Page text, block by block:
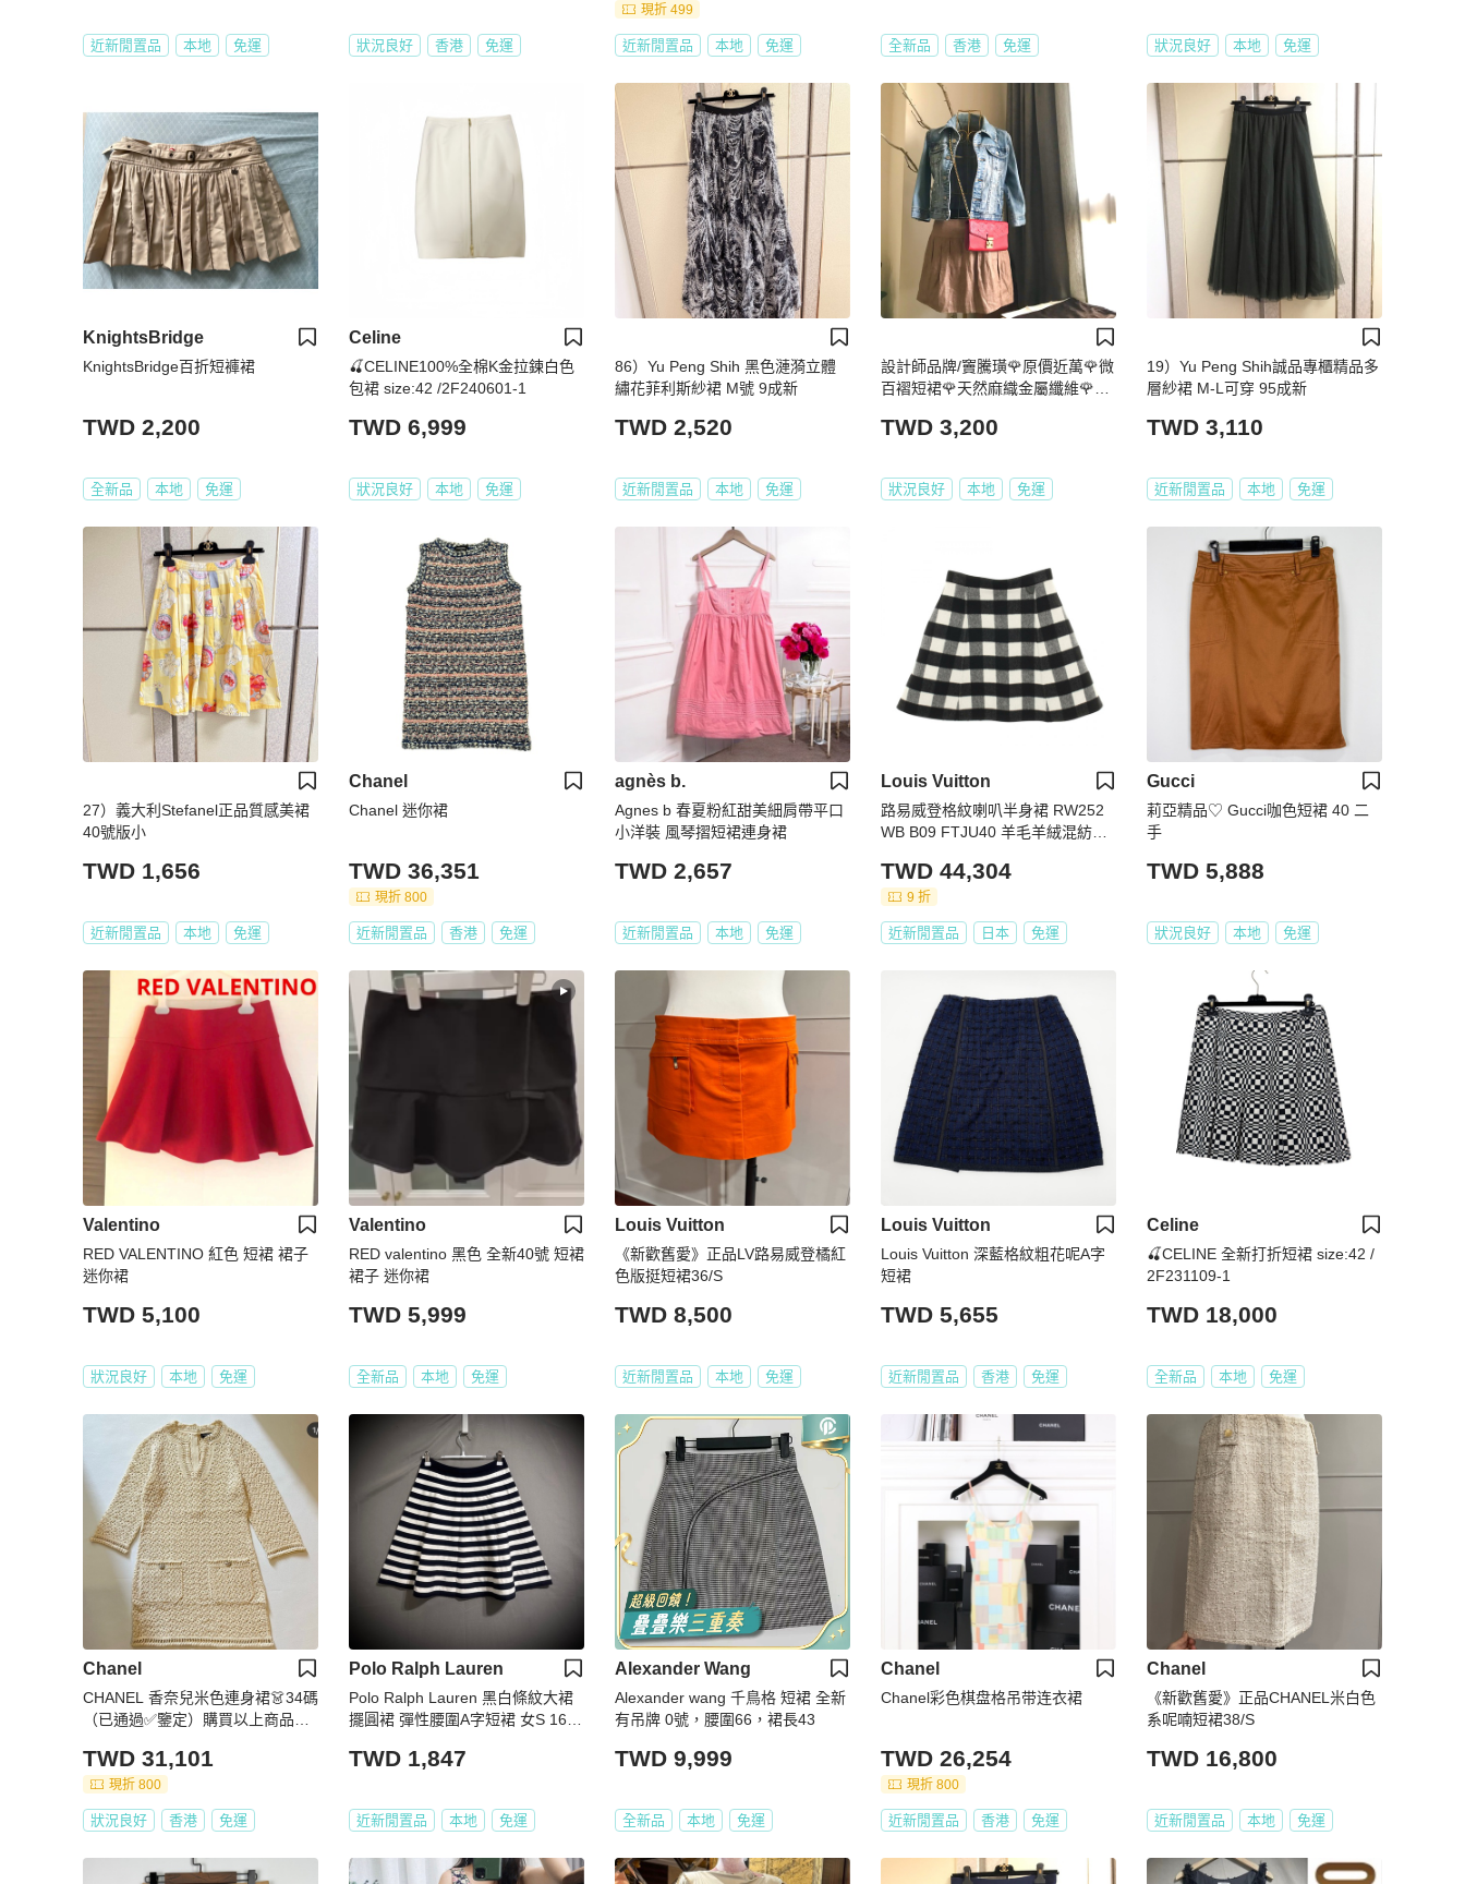
近新閒置品 本地 免運 狀況良好 香港 免運
現折 499
近新閒置品 本地 免運 全新品 香港 免運 狀況良好 本地 免運
KnightsBridge
KnightsBridge百折短褲裙
TWD 2,200
全新品 本地 免運
Celine
🍒CELINE100%全棉K金拉鍊白色
包裙 size:42 /2F240601-1
TWD 6,999
狀況良好 本地 免運
86）Yu Peng Shih 黑色漣漪立體
繡花菲利斯紗裙 M號 9成新
TWD 2,520
近新閒置品 本地 免運
設計師品牌/竇騰璜🌹原價近萬🌹微
百褶短裙🌹天然麻織金屬纖維🌹版
TWD 3,200
狀況良好 本地 免運
19）Yu Peng Shih誠品專櫃精品多
層紗裙 M-L可穿 95成新
TWD 3,110
近新閒置品 本地 免運
27）義大利Stefanel正品質感美裙
40號版小
TWD 1,656
近新閒置品 本地 免運
Chanel
Chanel 迷你裙
TWD 36,351
現折 800
近新閒置品 香港 免運
agnès b.
Agnes b 春夏粉紅甜美細肩帶平口
小洋裝 風琴摺短裙連身裙
TWD 2,657
近新閒置品 本地 免運
Louis Vuitton
路易威登格紋喇叭半身裙 RW252
WB B09 FTJU40 羊毛羊絨混紡黑
TWD 44,304
9 折
近新閒置品 日本 免運
Gucci
莉亞精品♡ Gucci咖色短裙 40 二
手
TWD 5,888
狀況良好 本地 免運
Valentino
RED VALENTINO 紅色 短裙 裙子
迷你裙
TWD 5,100
狀況良好 本地 免運
Valentino
RED valentino 黑色 全新40號 短裙
裙子 迷你裙
TWD 5,999
全新品 本地 免運
Louis Vuitton
《新歡舊愛》正品LV路易威登橘紅
色版挺短裙36/S
TWD 8,500
近新閒置品 本地 免運
Louis Vuitton
Louis Vuitton 深藍格紋粗花呢A字
短裙
TWD 5,655
近新閒置品 香港 免運
Celine
🍒CELINE 全新打折短裙 size:42 /
2F231109-1
TWD 18,000
全新品 本地 免運
Chanel
CHANEL 香奈兒米色連身裙👗34碼
（已通過✅鑒定）購買以上商品👆🏻
香水型襟章🎁
TWD 31,101
現折 800
狀況良好 香港 免運
Polo Ralph Lauren
Polo Ralph Lauren 黑白條紋大裙
擺圓裙 彈性腰圍A字短裙 女S 160/
TWD 1,847
近新閒置品 本地 免運
Alexander Wang
Alexander wang 千鳥格 短裙 全新
有吊牌 0號，腰圍66，裙長43
TWD 9,999
全新品 本地 免運
Chanel
Chanel彩色棋盘格吊带连衣裙
TWD 26,254
現折 800
近新閒置品 香港 免運
Chanel
《新歡舊愛》正品CHANEL米白色
系呢喃短裙38/S
TWD 16,800
近新閒置品 本地 免運